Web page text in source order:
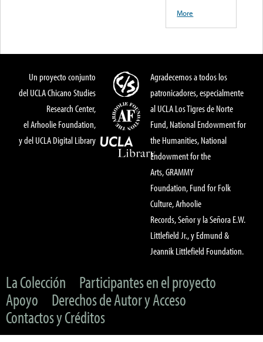
More
Un proyecto conjunto
del UCLA Chicano Studies
Research Center,
el Arhoolie Foundation,
y del UCLA Digital Library
Agradecemos a todos los
patronicadores, especialmente
al UCLA Los Tigres de Norte
Fund, National Endowment for
the Humanities, National
Endowment for the
Arts, GRAMMY
Foundation, Fund for Folk
Culture, Arhoolie
Records, Señor y la Señora E.W.
Littlefield Jr., y Edmund &
Jeannik Littlefield Foundation.
La Colección
Participantes en el proyecto
Apoyo
Derechos de Autor y Acceso
Contactos y Créditos